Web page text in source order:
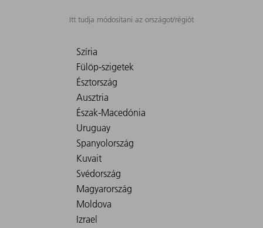
Itt tudja módosítani az országot/régiót